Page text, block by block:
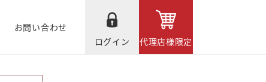
お問い合わせ
ログイン
代理店様限定